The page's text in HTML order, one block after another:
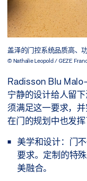
盖泽的门控系统品质高、
© Nathalie Leopold / GEZE
Radisson Blu
宁静的设计给人留
须满足这一要求，
在门的规划中也发挥
美学和设计： 门
要求。定制的特
美融合。